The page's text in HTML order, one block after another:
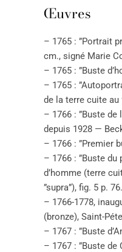
Œuvres
– 1765 : ”Portrait
cm., signé Marie
– 1765 : ”Buste
– 1765 :
de la terre cuite au
– 1766 : ”Buste
depuis 1928 —
– 1766 : ”Premier
– 1766 : ”Buste
d’homme (terre
”supra”), fig. 5 p. 76.
– 1766-1778,
(bronze), Saint-
– 1767 : ”Buste
– 1767 : ”Buste de